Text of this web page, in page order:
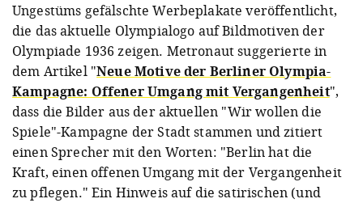
Ungestüms gefälschte Werbeplakate veröffentlicht,
die das aktuelle Olympialogo auf Bildmotiven der
Olympiade 1936 zeigen. Metronaut suggerierte in
dem Artikel "Neue Motive der Berliner Olympia-
Kampagne: Offener Umgang mit Vergangenheit",
dass die Bilder aus der aktuellen "Wir wollen die
Spiele"-Kampagne der Stadt stammen und zitiert
einen Sprecher mit den Worten: "Berlin hat die
Kraft, einen offenen Umgang mit der Vergangenheit
zu pflegen." Ein Hinweis auf die satirischen (und